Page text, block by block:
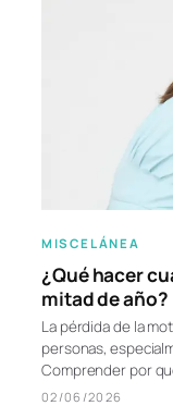
MISCELÁNEA
¿Qué hacer
mitad de año?
La pérdida de la
personas,
Comprender por
02/06/2026